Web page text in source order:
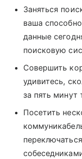
Заняться
ваша
данные
поисковую
Совершить
удивитесь,
за пять минут
Посетить